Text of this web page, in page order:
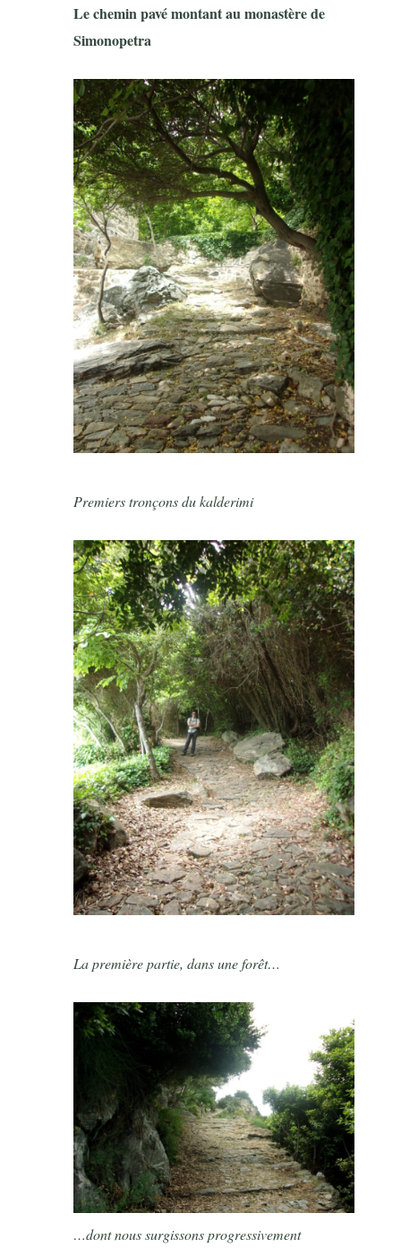
Le chemin pavé montant au monastère de
Simonopetra
Premiers tronçons du kalderimi
La première partie, dans une forêt…
…dont nous surgissons progressivement